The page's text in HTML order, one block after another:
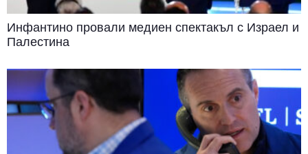
Инфантино провали медиен спектакъл с Израел и
Палестина